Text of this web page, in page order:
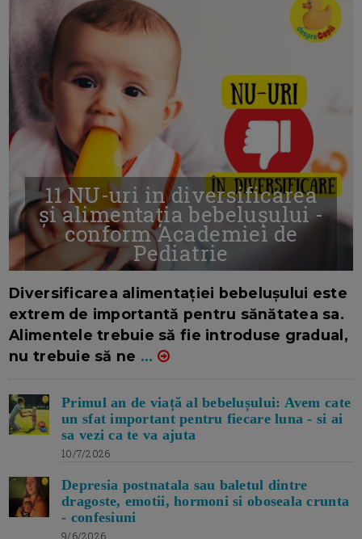
11 NU-uri in diversificarea
și alimentația bebelușului -
conform Academiei de
Pediatrie
Diversificarea alimentației bebelușului este
extrem de importantă pentru sănătatea sa.
Alimentele trebuie să fie introduse gradual,
nu trebuie să ne ...
Primul an de viață al bebelușului: Avem cate
un sfat important pentru fiecare luna - si ai
sa vezi ca te va ajuta
10/7/2026
Depresia postnatala sau baletul dintre
dragoste, emotii, hormoni si oboseala crunta
- confesiuni
9/6/2026